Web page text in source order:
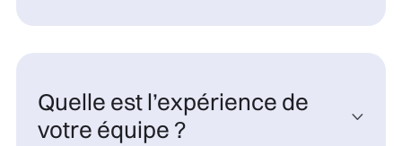
Quelle est l’expérience de
votre équipe ?
